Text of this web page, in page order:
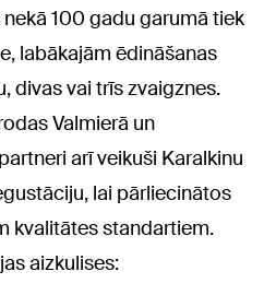
100 gadu garumā tiek
labākajām ēdināšanas
divas vai trīs zvaigznes.
Valmierā un
arī veikuši Karalkinu
lai pārliecinātos
kvalitātes standartiem.
aizkulises: